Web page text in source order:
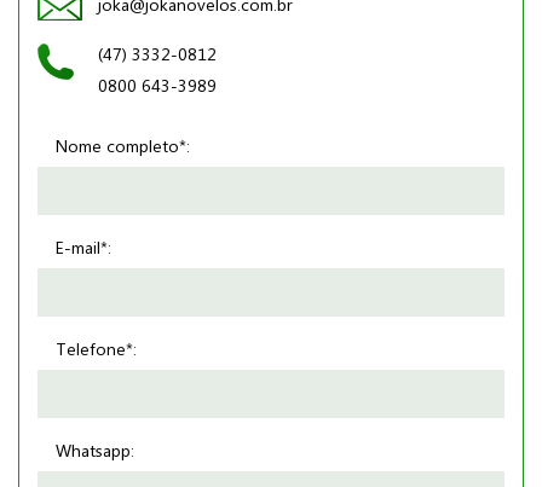
joka@jokanovelos.com.br
(47) 3332-0812
0800 643-3989
Nome completo*:
E-mail*:
Telefone*:
Whatsapp: